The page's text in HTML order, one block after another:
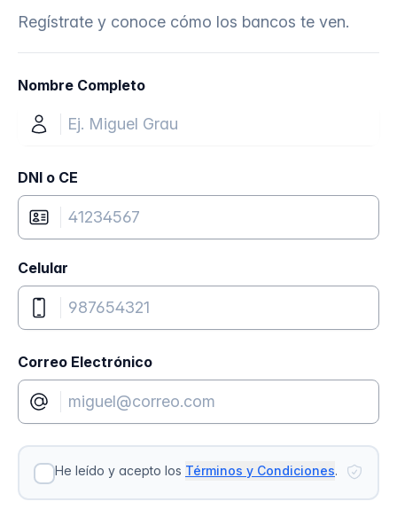
Regístrate y conoce cómo los bancos te ven.
Nombre Completo
DNI o CE
Celular
Correo Electrónico
He leído y acepto los Términos y Condiciones.